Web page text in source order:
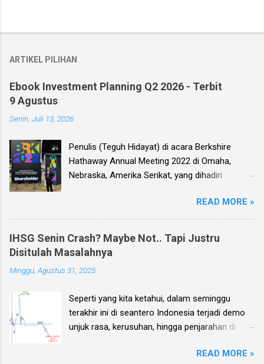
ARTIKEL PILIHAN
Ebook Investment Planning Q2 2026 - Terbit
9 Agustus
Senin, Juli 13, 2026
Penulis (Teguh Hidayat) di acara Berkshire
Hathaway Annual Meeting 2022 di Omaha,
Nebraska, Amerika Serikat, yang dihadiri
Buffett dan mitranya Alm. Charlie Munger. Dear
investor, seperti biasa setiap kuartal alias tiga
bulan sekali, penulis membuat Ebook
Investment Planning (EIP, dengan format PDF)
yang berisi kumpulan analisis fundamental
saham-saham pilihan di Bursa Efek Indonesia
keuangan para emiten untuk periode Q2 2026 .
Ebook ini diharapkan akan menjadi panduan
bagi anda (dan juga bagi penulis sendiri) untuk
pendek, investasi jangka menengah, dan
READ MORE »
IHSG Senin Crash? Maybe Not.. Tapi Justru
Disitulah Masalahnya
Minggu, Agustus 31, 2025
Seperti yang kita ketahui, dalam seminggu
terakhir ini di seantero Indonesia terjadi demo
unjuk rasa, kerusuhan, hingga penjarahan di
karena sampai dengan pagi ini, Minggu 31
READ MORE »